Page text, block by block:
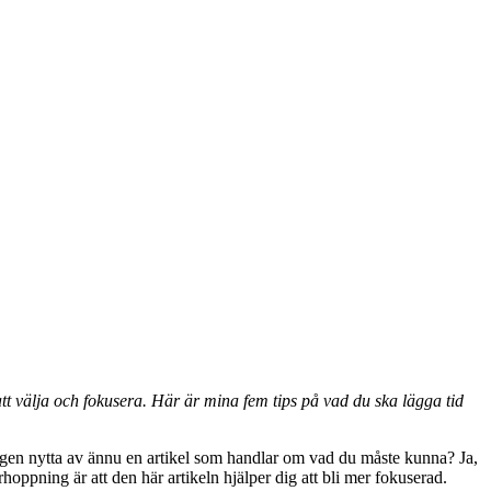
välja och fokusera. Här är mina fem tips på vad du ska lägga tid
nytta av ännu en artikel som handlar om vad du måste kunna? Ja,
är att den här artikeln hjälper dig att bli mer fokuserad.